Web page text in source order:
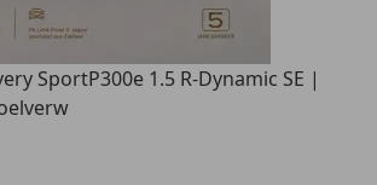
SportP300e 1.5 R-Dynamic SE |